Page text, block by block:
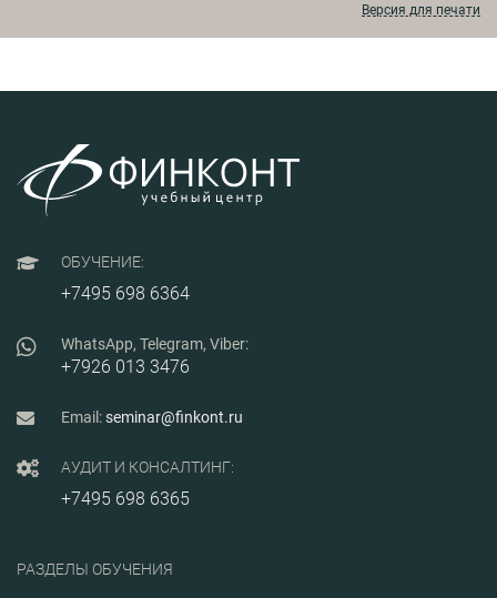
Версия для печати
ОБУЧЕНИЕ:
+7495 698 6364
WhatsApp, Telegram, Viber:
+7926 013 3476
Email:seminar@finkont.ru
АУДИТ И КОНСАЛТИНГ:
+7495 698 6365
РАЗДЕЛЫ ОБУЧЕНИЯ